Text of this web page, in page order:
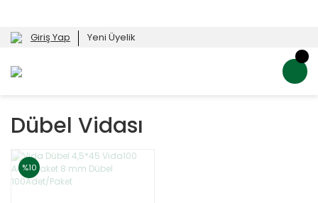
Giriş Yap Yeni Üyelik
Dübel Vidası
%10